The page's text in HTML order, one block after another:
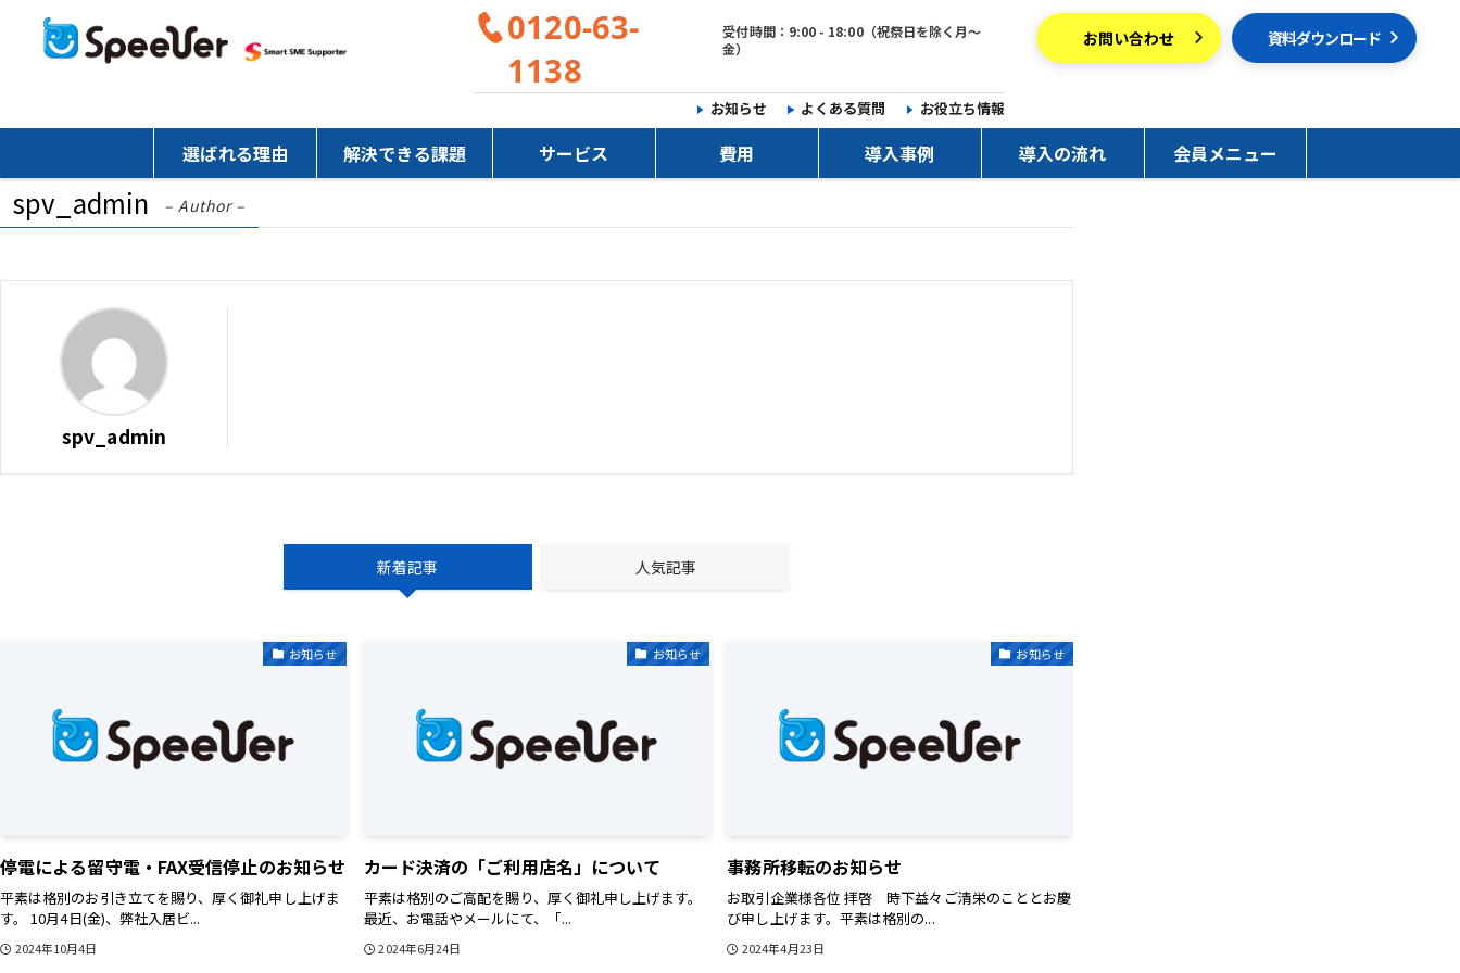
0120-63-
1138
受付時間：9:00 - 18:00（祝祭日を除く月～
金）
お知らせ よくある質問 お役立ち情報
お問い合わせ 資料ダウンロード
選ばれる理由 解決できる課題 サービス 費用 導入事例 導入の流れ 会員メニュー
spv_admin – Author –
spv_admin
新着記事 人気記事
お知らせ
停電による留守電・FAX受信停止のお知らせ
平素は格別のお引き立てを賜り、厚く御礼申し上げま
す。 10月4日(金)、弊社入居ビ...
2024年10月4日
お知らせ
カード決済の「ご利用店名」について
平素は格別のご高配を賜り、厚く御礼申し上げます。
最近、お電話やメールにて、「...
2024年6月24日
お知らせ
事務所移転のお知らせ
お取引企業様各位 拝啓 時下益々ご清栄のこととお慶
び申し上げます。平素は格別の...
2024年4月23日